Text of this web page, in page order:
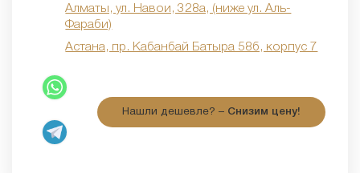
Алматы, ул. Навои, 328а, (ниже ул. Аль-
Фараби)
Астана, пр. Кабанбай Батыра 58б, корпус 7
Нашли дешевле? – Снизим цену!